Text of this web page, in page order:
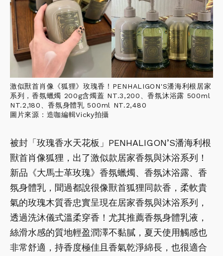
激似獸首肖像《狐狸》玫瑰香！PENHALIGON'S潘海利根居家
系列，香氛蠟燭 200g含燭蓋 NT.3,200、香氛沐浴露 500ml
NT.2,180、香氛身體乳 500ml NT.2,480
圖片來源：造咖編輯Vicky拍攝
被封「玫瑰香水天花板」PENHALIGON’S潘海利根
獸首肖像狐狸，出了激似款居家香氛與沐浴系列！
新品《大馬士革玫瑰》香氛蠟燭、香氛沐浴露、香
氛身體乳，聞過都說很像獸首狐狸同款香，柔軟貴
氣的玫瑰木質香忠實呈現在居家香氛與沐浴系列，
透過洗沐儀式溫柔穿香！尤其推薦香氛身體乳液，
絲滑水感的質地輕盈潤澤不黏膩，夏天使用觸感也
非常舒適，持香度極佳且香氣乾淨綿長，也很適合